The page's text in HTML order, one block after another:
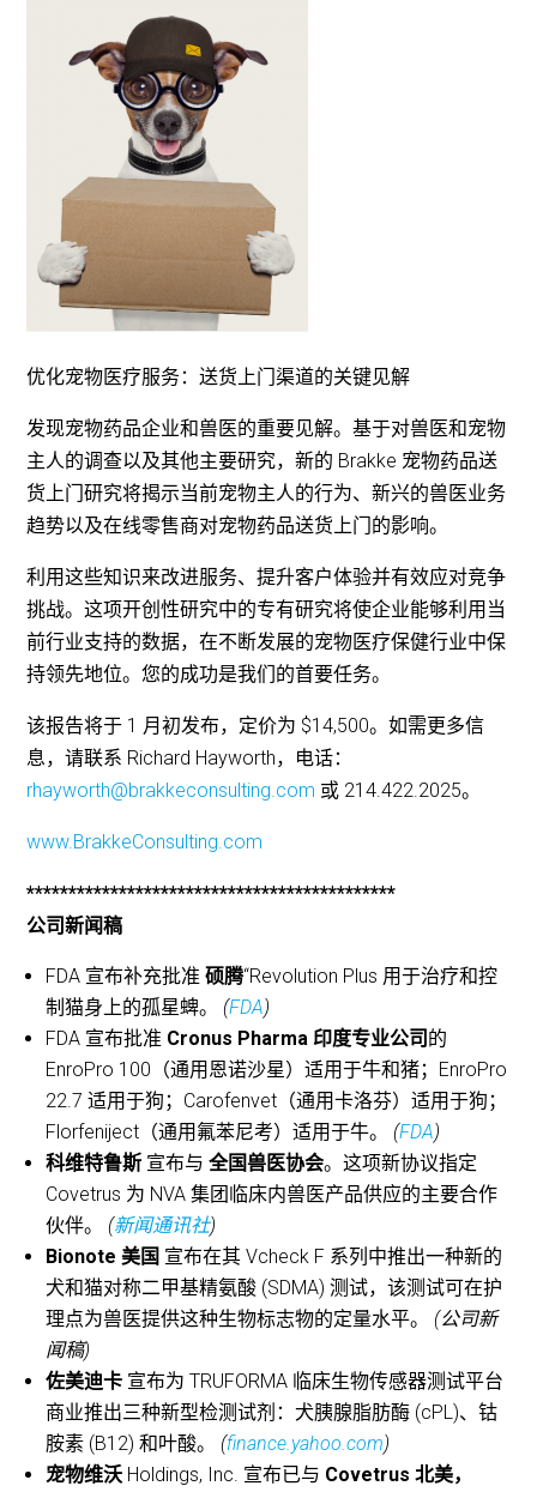
优化宠物医疗服务：送货上门渠道的关键见解
发现宠物药品企业和兽医的重要见解。基于对兽医和宠物
主人的调查以及其他主要研究，新的 Brakke 宠物药品送
货上门研究将揭示当前宠物主人的行为、新兴的兽医业务
趋势以及在线零售商对宠物药品送货上门的影响。
利用这些知识来改进服务、提升客户体验并有效应对竞争
挑战。这项开创性研究中的专有研究将使企业能够利用当
前行业支持的数据，在不断发展的宠物医疗保健行业中保
持领先地位。您的成功是我们的首要任务。
该报告将于 1 月初发布，定价为 $14,500。如需更多信
息，请联系 Richard Hayworth，电话：
rhayworth@brakkeconsulting.com 或 214.422.2025。
www.BrakkeConsulting.com
********************************************
公司新闻稿
FDA 宣布补充批准 硕腾“Revolution Plus 用于治疗和控
制猫身上的孤星蜱。
(FDA)
FDA 宣布批准 Cronus Pharma 印度专业公司 的
EnroPro 100（通用恩诺沙星）适用于牛和猪；EnroPro
22.7 适用于狗；Carofenvet（通用卡洛芬）适用于狗；
Florfeniject（通用氟苯尼考）适用于牛。 (FDA)
科维特鲁斯 宣布与全国兽医协会。这项新协议指定
Covetrus 为 NVA 集团临床内兽医产品供应的主要合作
伙伴。
(新闻通讯社)
Bionote 美国 宣布在其 Vcheck F 系列中推出一种新的
犬和猫对称二甲基精氨酸 (SDMA) 测试，该测试可在护
理点为兽医提供这种生物标志物的定量水平。 (公司新
闻稿)
佐美迪卡 宣布为 TRUFORMA 临床生物传感器测试平台
商业推出三种新型检测试剂：犬胰腺脂肪酶 (cPL)、钴
胺素 (B12) 和叶酸。 (finance.yahoo.com)
宠物维沃 Holdings, Inc. 宣布已与 Covetrus 北美，